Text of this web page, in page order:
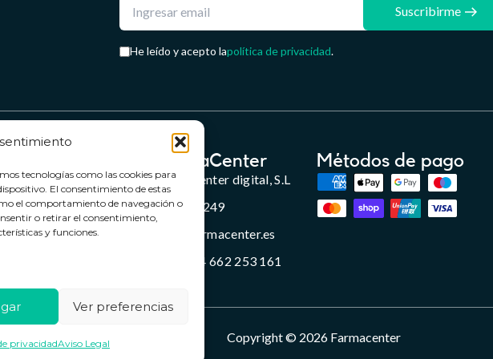
tecnologías como las cookies para
El consentimiento de estas
el comportamiento de navegación o
o retirar el consentimiento,
y funciones.
Ver preferencias
privacidadAviso Legal
Suscribirme
He leído y acepto lapolítica de privacidad.
y condiciones
de privacidad
de cookies
FarmaCenter
Farmacenter digital, S.L
B24836249
info@farmacenter.es
Telf. +34 662 253 161
Métodos de pago
Copyright © 2026 Farmacenter